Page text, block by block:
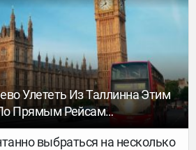
посмотреть, если все
купальни и церкви уже
новом материале мы
вам несколько
Улететь Из Таллинна Этим
Прямым Рейсам
выбраться на несколько